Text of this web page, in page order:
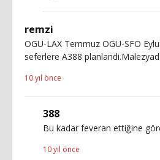
remzi
OGU-LAX Temmuz OGU-SFO
seferlere A388
10 yıl önce
388
Bu kadar feveran ettiğine
10 yıl önce